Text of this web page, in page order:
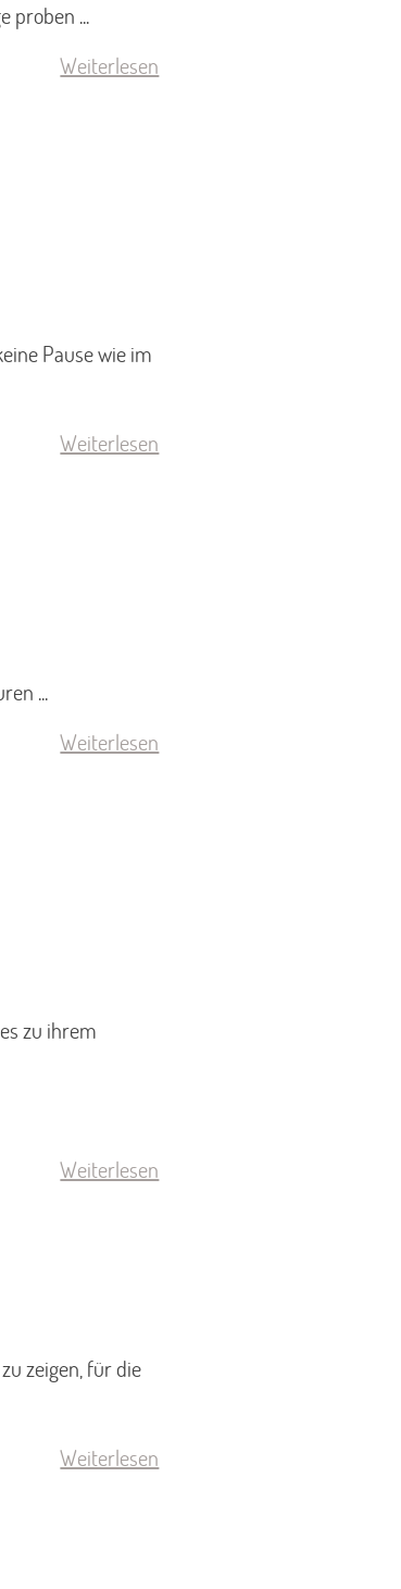
proben ...
Weiterlesen
Pause wie im
Weiterlesen
...
Weiterlesen
zu ihrem
Weiterlesen
zeigen, für die
Weiterlesen